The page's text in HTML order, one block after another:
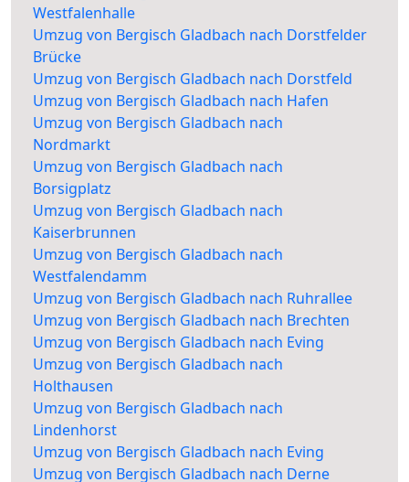
Westfalenhalle
Umzug von Bergisch Gladbach nach Dorstfelder
Brücke
Umzug von Bergisch Gladbach nach Dorstfeld
Umzug von Bergisch Gladbach nach Hafen
Umzug von Bergisch Gladbach nach
Nordmarkt
Umzug von Bergisch Gladbach nach
Borsigplatz
Umzug von Bergisch Gladbach nach
Kaiserbrunnen
Umzug von Bergisch Gladbach nach
Westfalendamm
Umzug von Bergisch Gladbach nach Ruhrallee
Umzug von Bergisch Gladbach nach Brechten
Umzug von Bergisch Gladbach nach Eving
Umzug von Bergisch Gladbach nach
Holthausen
Umzug von Bergisch Gladbach nach
Lindenhorst
Umzug von Bergisch Gladbach nach Eving
Umzug von Bergisch Gladbach nach Derne